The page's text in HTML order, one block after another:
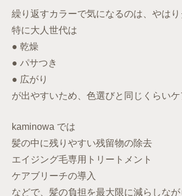
繰り返すカラーで気になるのは、やはり
特に大人世代は
● 乾燥
● パサつき
● 広がり
が出やすいため、色選びと同じくらいケ
kaminowa では
髪の中に残りやすい残留物の除去
エイジング毛専用トリートメント
ケアブリーチの導入
などで、髪の負担を最大限に減らしな